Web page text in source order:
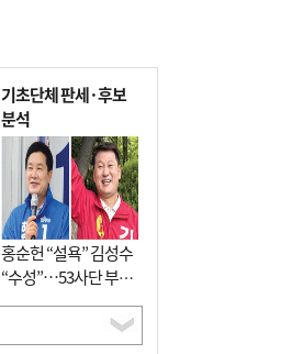
기초단체 판세·후보
분석
홍순헌 “설욕” 김성수
“수성”…53사단 부지
개발엔 한 목소리